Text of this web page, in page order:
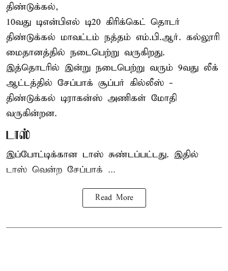
திண்டுக்கல்,
10வது டிஎன்பிஎல் டி20 கிரிக்கெட் தொடர்
திண்டுக்கல் மாவட்டம் நத்தம் எம்.பி.ஆர். கல்லூரி
மைதானத்தில் நடைபெற்று வருகிறது.
இத்தொடரில் இன்று நடைபெற்று வரும் 9வது லீக்
ஆட்டத்தில் சேப்பாக் சூப்பர் கில்லீஸ் -
திண்டுக்கல் டிராகன்ஸ் அணிகள் மோதி
வருகின்றன.
டாஸ்
இப்போட்டிக்கான டாஸ் சுண்டப்பட்டது. இதில்
டாஸ் வென்ற சேப்பாக் ...
Read More